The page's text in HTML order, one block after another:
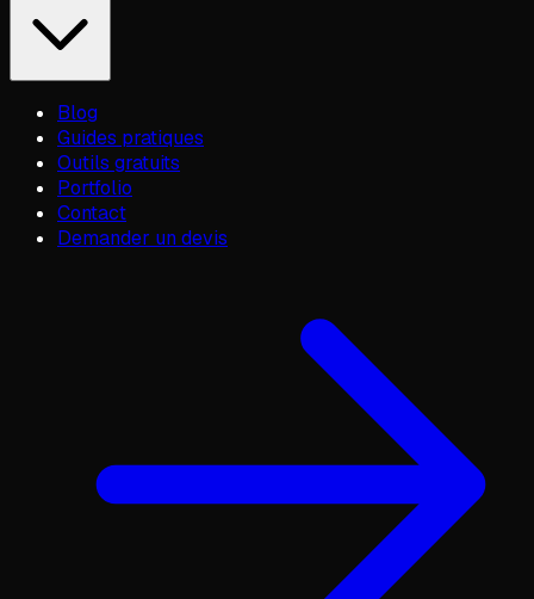
Blog
Guides pratiques
Outils gratuits
Portfolio
Contact
Demander un devis